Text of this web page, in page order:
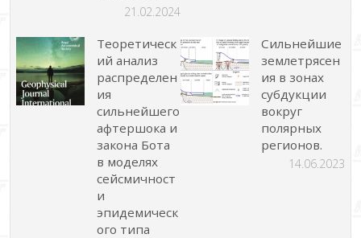
21.02.2024
Теоретическ
ий анализ
распределен
ия
сильнейшего
афтершока и
закона Бота
в моделях
сейсмичност
и
эпидемическ
ого типа
Сильнейшие
землетрясен
ия в зонах
субдукции
вокруг
полярных
регионов.
14.06.2023